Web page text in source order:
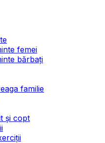
femei
bărbați
familie
și copt